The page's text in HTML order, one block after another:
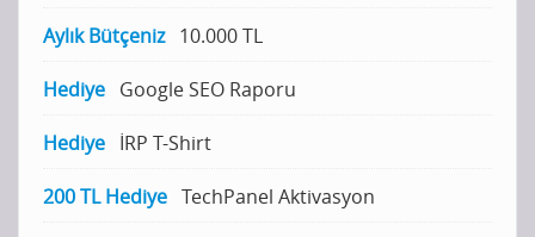
Aylık Bütçeniz 10.000 TL
Hediye Google SEO Raporu
Hediye İRP T-Shirt
200 TL Hediye TechPanel Aktivasyon